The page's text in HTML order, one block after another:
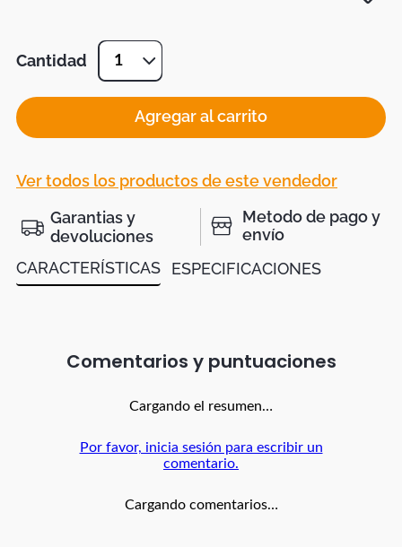
Cantidad 1
Agregar al carrito
Ver todos los productos de este vendedor
Garantias y
devoluciones
Metodo de pago y
envío
CARACTERÍSTICAS
ESPECIFICACIONES
Comentarios
Cargando el resumen…
Por favor, inicia sesión para escribir un
comentario.
Cargando comentarios…